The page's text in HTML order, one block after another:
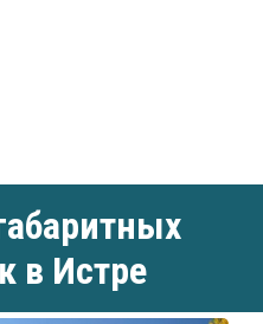
в Истре